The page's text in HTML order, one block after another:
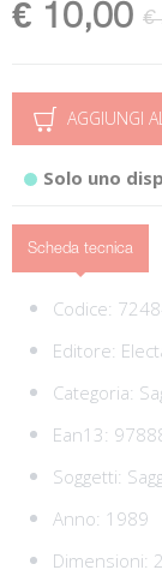
€ 10,00 €
AGGIUNGI
Solo uno
Scheda tecnica
Codice:
Editore:
Categoria:
Ean13:
Soggetti:
Anno: 1989
Dimensioni: